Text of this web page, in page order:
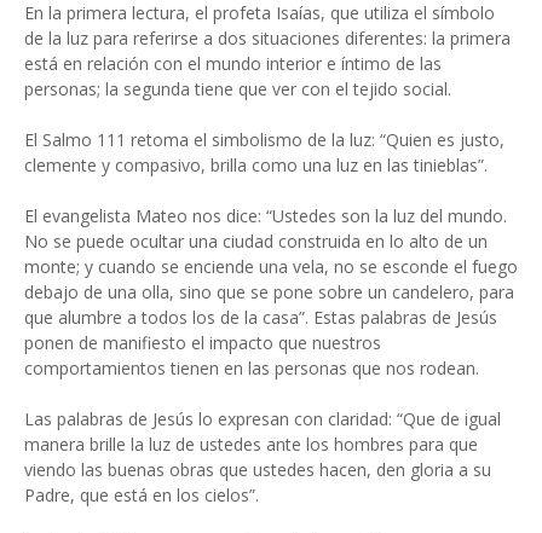
En la primera lectura, el profeta Isaías, que utiliza el símbolo
de la luz para referirse a dos situaciones diferentes: la primera
está en relación con el mundo interior e íntimo de las
personas; la segunda tiene que ver con el tejido social.
El Salmo 111 retoma el simbolismo de la luz: “Quien es justo,
clemente y compasivo, brilla como una luz en las tinieblas”.
El evangelista Mateo nos dice: “Ustedes son la luz del mundo.
No se puede ocultar una ciudad construida en lo alto de un
monte; y cuando se enciende una vela, no se esconde el fuego
debajo de una olla, sino que se pone sobre un candelero, para
que alumbre a todos los de la casa”. Estas palabras de Jesús
ponen de manifiesto el impacto que nuestros
comportamientos tienen en las personas que nos rodean.
Las palabras de Jesús lo expresan con claridad: “Que de igual
manera brille la luz de ustedes ante los hombres para que
viendo las buenas obras que ustedes hacen, den gloria a su
Padre, que está en los cielos”.